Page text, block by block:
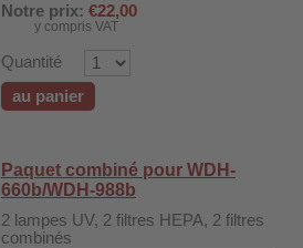
Notre prix: €22,00
y compris VAT
Quantité
au panier
Paquet combiné pour WDH-
660b/WDH-988b
2 lampes UV, 2 filtres HEPA, 2 filtres
combinés